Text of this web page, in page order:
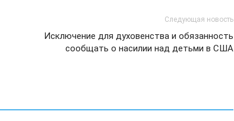
Следующая новость
Исключение для духовенства и обязанность
сообщать о насилии над детьми в США